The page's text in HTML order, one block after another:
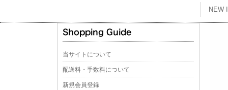
NEW
当サイトについて
配送料・手数料について
新規会員登録